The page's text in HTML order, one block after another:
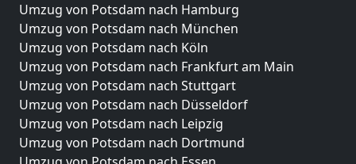
Umzug von Potsdam nach Hamburg
Umzug von Potsdam nach München
Umzug von Potsdam nach Köln
Umzug von Potsdam nach Frankfurt am Main
Umzug von Potsdam nach Stuttgart
Umzug von Potsdam nach Düsseldorf
Umzug von Potsdam nach Leipzig
Umzug von Potsdam nach Dortmund